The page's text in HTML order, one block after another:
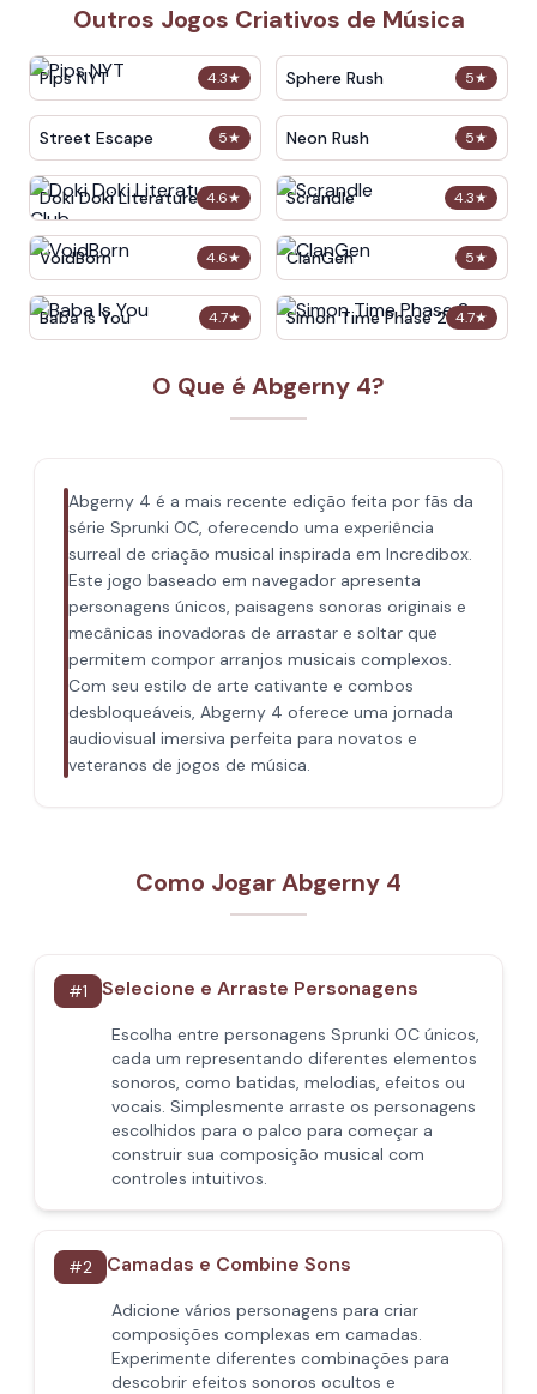
Outros Jogos Criativos de Música
4.3★
Pips NYT 5★
Sphere Rush
5★
Street Escape 5★
Neon Rush
4.6★
Doki Doki Literature Club 4.3★
Scrandle
4.6★
VoidBorn 5★
ClanGen
4.7★
Baba Is You 4.7★
Simon Time Phase 2
O Que é Abgerny 4?
Abgerny 4 é a mais recente edição feita por fãs da
série Sprunki OC, oferecendo uma experiência
surreal de criação musical inspirada em Incredibox.
Este jogo baseado em navegador apresenta
personagens únicos, paisagens sonoras originais e
mecânicas inovadoras de arrastar e soltar que
permitem compor arranjos musicais complexos.
Com seu estilo de arte cativante e combos
desbloqueáveis, Abgerny 4 oferece uma jornada
audiovisual imersiva perfeita para novatos e
veteranos de jogos de música.
Como Jogar Abgerny 4
#1 Selecione e Arraste Personagens
Escolha entre personagens Sprunki OC únicos,
cada um representando diferentes elementos
sonoros, como batidas, melodias, efeitos ou
vocais. Simplesmente arraste os personagens
escolhidos para o palco para começar a
construir sua composição musical com
controles intuitivos.
#2 Camadas e Combine Sons
Adicione vários personagens para criar
composições complexas em camadas.
Experimente diferentes combinações para
descobrir efeitos sonoros ocultos e